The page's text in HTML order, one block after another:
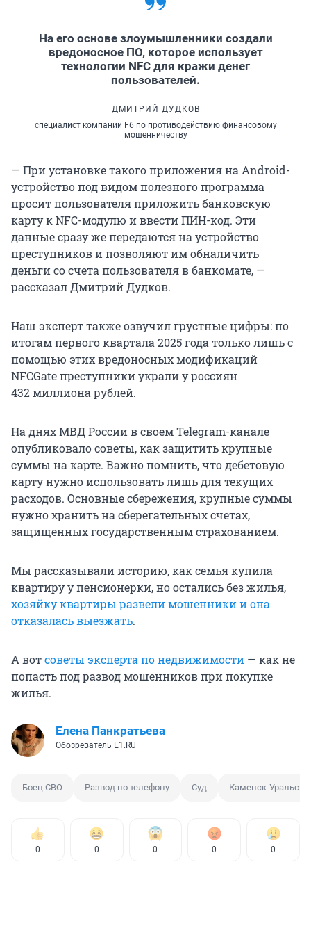
На его основе злоумышленники создали
вредоносное ПО, которое использует
технологии NFC для кражи денег
пользователей.
ДМИТРИЙ ДУДКОВ
специалист компании F6 по противодействию финансовому
мошенничеству
— При установке такого приложения на Android-
устройство под видом полезного программа
просит пользователя приложить банковскую
карту к NFC-модулю и ввести ПИН-код. Эти
данные сразу же передаются на устройство
преступников и позволяют им обналичить
деньги со счета пользователя в банкомате, —
рассказал Дмитрий Дудков.
Наш эксперт также озвучил грустные цифры: по
итогам первого квартала 2025 года только лишь с
помощью этих вредоносных модификаций
NFCGate преступники украли у россиян
432 миллиона рублей.
На днях МВД России в своем Telegram-канале
опубликовало советы, как защитить крупные
суммы на карте. Важно помнить, что дебетовую
карту нужно использовать лишь для текущих
расходов. Основные сбережения, крупные суммы
нужно хранить на сберегательных счетах,
защищенных государственным страхованием.
Мы рассказывали историю, как семья купила
квартиру у пенсионерки, но остались без жилья,
хозяйку квартиры развели мошенники и она
отказалась выезжать.
А вотсоветы эксперта по недвижимости — как не
попасть под развод мошенников при покупке
жилья.
Елена Панкратьева
Обозреватель E1.RU
Боец СВО Развод по телефону Суд Каменск-
0 0 0 0 0